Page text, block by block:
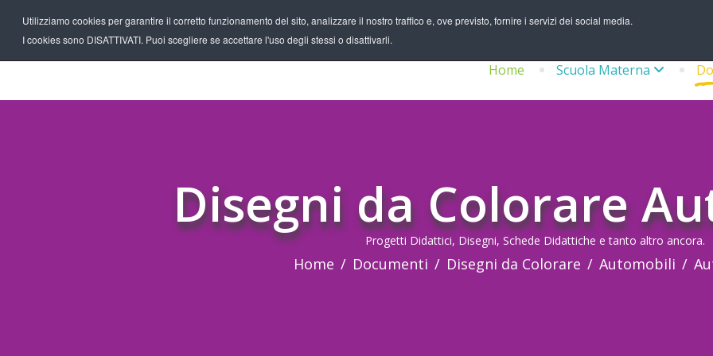
Utilizziamo cookies per garantire il corretto funzionamento del sito, analizzare il nostro traffico e, ove previsto, fornire i servizi dei social media.
I cookies sono DISATTIVATI. Puoi scegliere se accettare l'uso degli stessi o disattivarli.
Home Scuola Materna
Disegni da Colorare
Progetti Didattici, Disegni, Schede Didattiche e tanto altro ancora.
Home Documenti Disegni da Colorare Automobili